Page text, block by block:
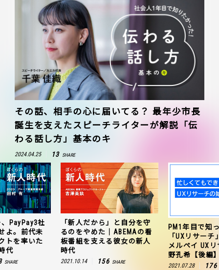
その話、相手の心に届いてる？ 最年少市長
誕生を支えたスピーチライターが解説「伝
わる話し方」基本のキ
2024.04.25 13 SHARE
PayPay3社
よ。前代未
トを率いた
代
SHARE
「新人だから」と自分を守
るのをやめた｜ABEMAの看
板番組を支える彼女の新人
時代
2021.10.14 156 SHARE
PM1年目で知
「UXリサー
メルペイ UX
野孔希【後編
2021.07.28 176